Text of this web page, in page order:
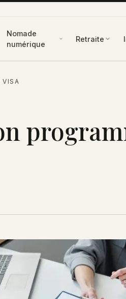
Nomade
numérique
Retraite
VISA